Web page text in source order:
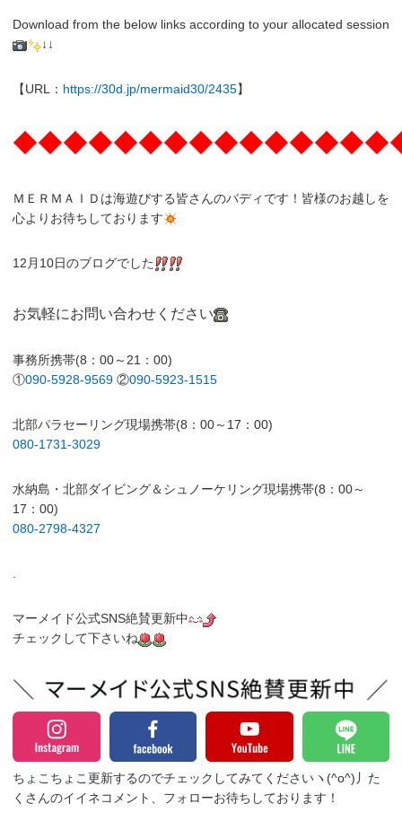
Download from the below links according to your allocated session
↓↓
【URL： https://30d.jp/mermaid30/2435】
ＭＥＲＭＡＩＤは海遊びする皆さんのバディです！皆様のお越しを
心よりお待ちしております
12月10日のブログでした
お気軽にお問い合わせください
事務所携帯(8：00～21：00)
①090-5928-9569 ②090-5923-1515
北部パラセーリング現場携帯(8：00～17：00)
080-1731-3029
水納島・北部ダイビング＆シュノーケリング現場携帯(8：00～
17：00)
080-2798-4327
.
マーメイド公式SNS絶賛更新中
チェックして下さいね
ちょこちょこ更新するのでチェックしてみてくださいヽ(^o^)丿 た
くさんのイイネコメント、フォローお待ちしております！